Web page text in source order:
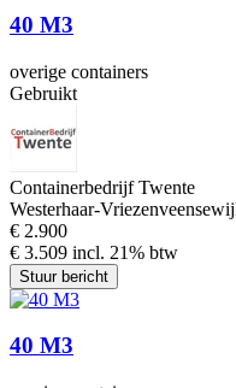
40 M3
overige containers
Gebruikt
Containerbedrijf Twente
Westerhaar-
€ 2.900
€ 3.509 incl. 21% btw
Stuur bericht
40 M3